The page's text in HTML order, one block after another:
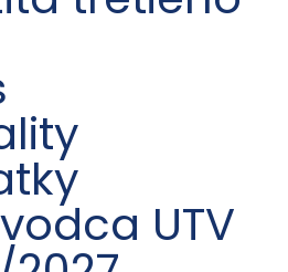
UTV